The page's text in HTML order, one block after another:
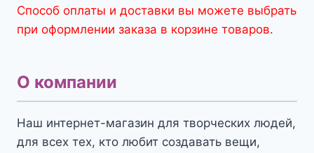
Способ оплаты и доставки вы можете выбрать
при оформлении заказа в корзине товаров.
О компании
Наш интернет-магазин для творческих людей,
для всех тех, кто любит создавать вещи,